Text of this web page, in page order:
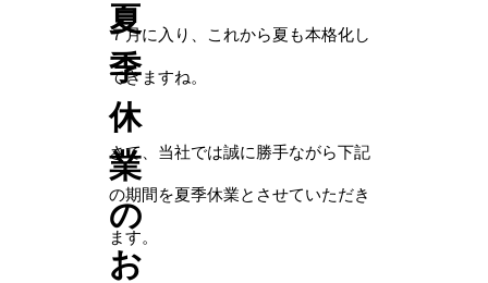
夏
季
休
業
の
お
７月に入り、これから夏も本格化し
てきますね。
さて、当社では誠に勝手ながら下記
の期間を夏季休業とさせていただき
ます。